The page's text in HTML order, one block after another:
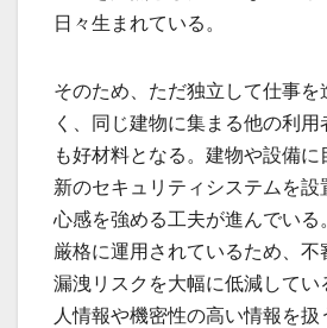
日々生まれている。
そのため、ただ独立して仕事を
く、同じ建物に集まる他の利
も好材料となる。建物や設備
新のセキュリティシステムを設
心感を強める工夫が進んでいる
厳格に運用されているため、不
漏洩リスクを大幅に低減してい
人情報や機密性の高い情報を